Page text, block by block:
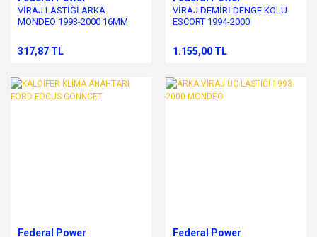
VİRAJ LASTİĞİ ARKA
MONDEO 1993-2000 16MM
317,87 TL
VİRAJ DEMİRİ DENGE KOLU
ESCORT 1994-2000
1.155,00 TL
Federal Power Federal Power